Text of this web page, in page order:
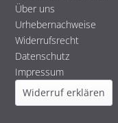
Über uns
Urhebernachweise
Widerrufsrecht
Datenschutz
Impressum
Widerruf erklären